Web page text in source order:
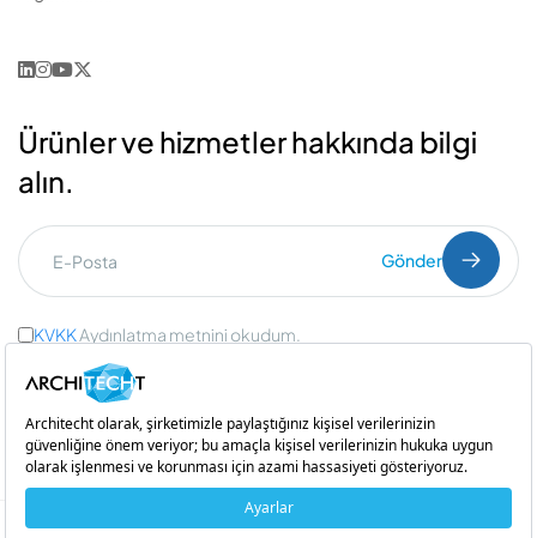
Ürünler ve hizmetler hakkında bilgi
alın.
Gönder
KVKKAydınlatma metnini okudum.
Ticari İleti Onayı
Bir iştirakidir